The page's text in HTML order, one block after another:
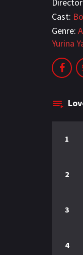
Cast:
Genre:
Yurina
1
2
3
4